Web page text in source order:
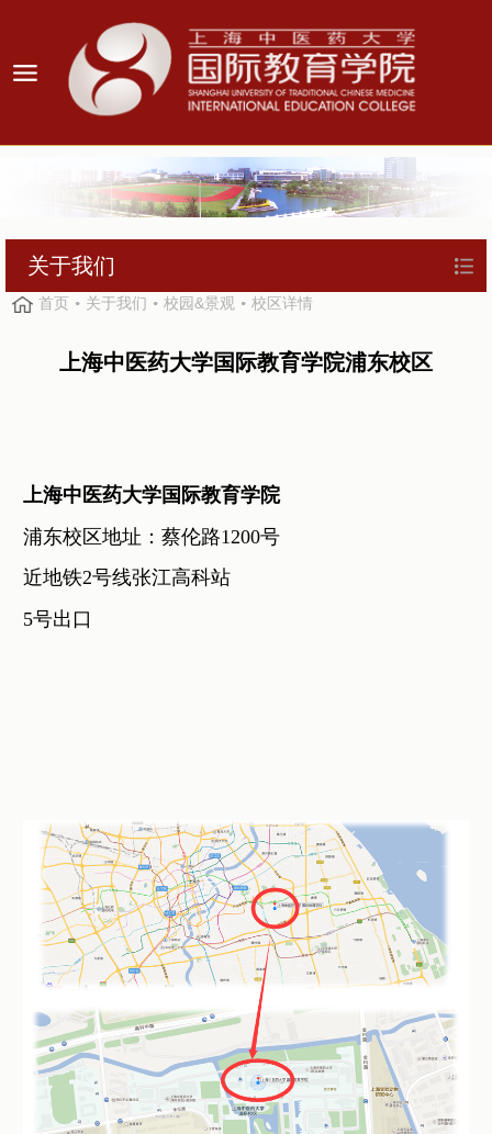
关于我们
首页 关于我们 校园&景观 校区详情
上海中医药大学国际教育学院浦东校区
上海中医药大学国际教育学院
浦东校区地址：蔡伦路1200号
近地铁2号线张江高科站
5号出口